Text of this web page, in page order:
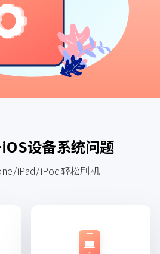
设备系统问题
iPad/iPod轻松刷机